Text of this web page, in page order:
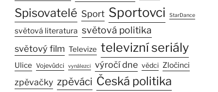
Spisovatelé Sport Sportovci StarDance
světová literatura světová politika
světový film Televize televizní seriály
Ulice Vojevůdci vynálezci výročí dne vědci Zločinci
zpěvačky zpěváci Česká politika